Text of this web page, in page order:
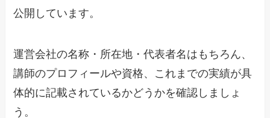
公開しています。
運営会社の名称・所在地・代表者名はもちろん、
講師のプロフィールや資格、これまでの実績が具
体的に記載されているかどうかを確認しましょ
う。